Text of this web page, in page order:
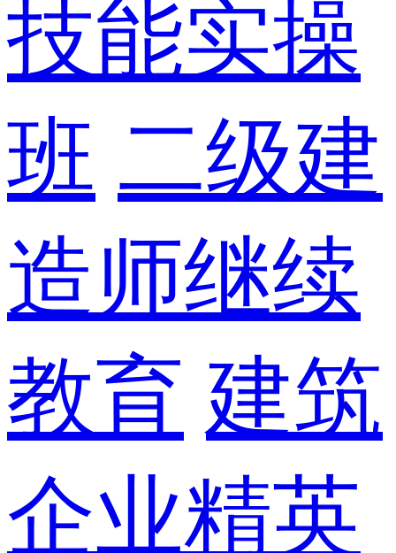
技能实操
班 二级建
造师继续
教育 建筑
企业精英